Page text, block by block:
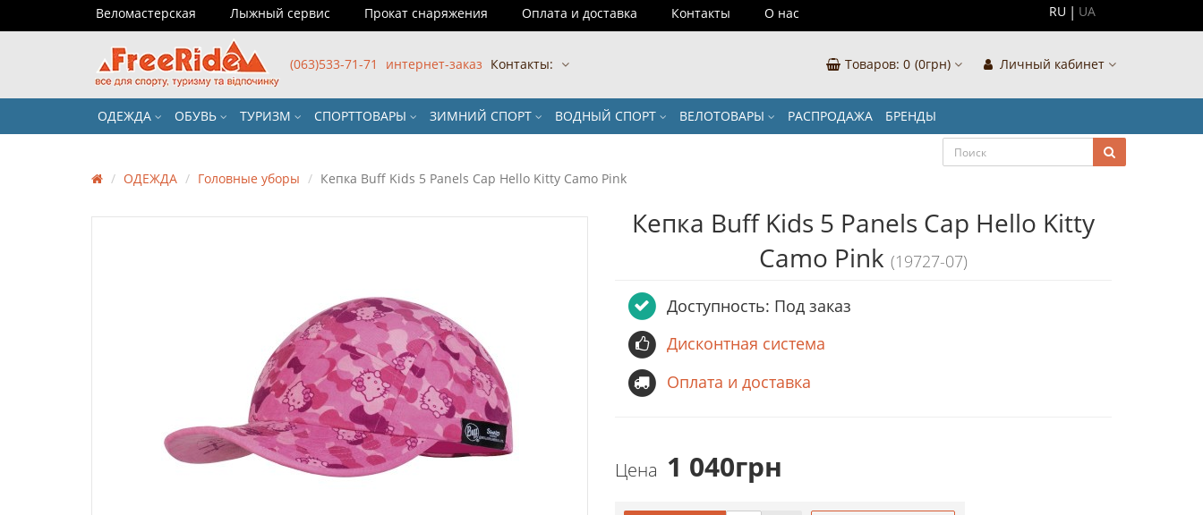
Веломастерская Лыжный сервис Прокат снаряжения Оплата и доставка Контакты О нас RU UA
(063)533-71-71 интернет-заказ Контакты: (0грн)
Товаров: 0 Личный кабинет
ОДЕЖДА ОБУВЬ ТУРИЗМ СПОРТТОВАРЫ ЗИМНИЙ СПОРТ ВОДНЫЙ СПОРТ ВЕЛОТОВАРЫ РАСПРОДАЖА БРЕНДЫ
ОДЕЖДА Головные уборы Кепка Buff Kids 5 Panels Cap Hello Kitty Camo Pink
Кепка Buff Kids 5 Panels Cap Hello Kitty
Camo Pink (19727-07)
Доступность: Под заказ
Дисконтная система
Оплата и доставка
Цена 1 040грн